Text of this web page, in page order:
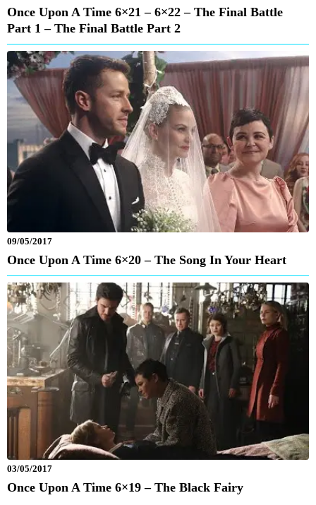
Once Upon A Time 6×21 – 6×22 – The Final Battle
Part 1 – The Final Battle Part 2
09/05/2017
Once Upon A Time 6×20 – The Song In Your Heart
03/05/2017
Once Upon A Time 6×19 – The Black Fairy